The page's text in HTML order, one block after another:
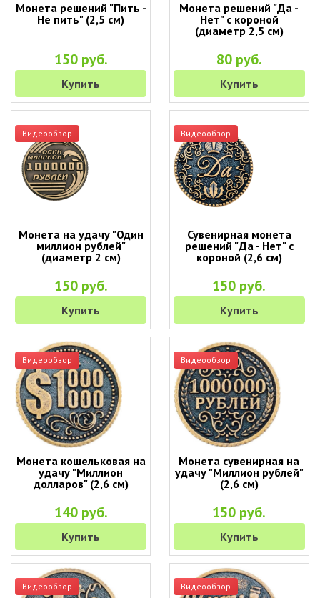
Монета решений "Пить -
Не пить" (2,5 см)
150 руб.
Купить
Монета решений "Да -
Нет" с короной
(диаметр 2,5 см)
80 руб.
Купить
Видеообзор
Монета на удачу "Один
миллион рублей"
(диаметр 2 см)
150 руб.
Купить
Видеообзор
Сувенирная монета
решений "Да - Нет" с
короной (2,6 см)
150 руб.
Купить
Видеообзор
Монета кошельковая на
удачу "Миллион
долларов" (2,6 см)
140 руб.
Купить
Видеообзор
Монета сувенирная на
удачу "Миллион рублей"
(2,6 см)
150 руб.
Купить
Видеообзор Видеообзор